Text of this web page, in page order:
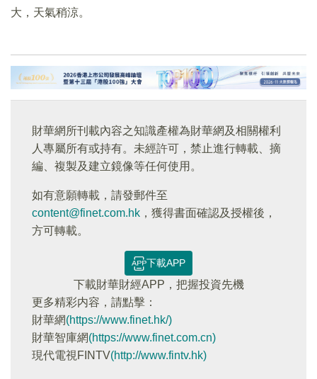
大，天氣稍涼。
財華網所刊載內容之知識產權為財華網及相關權利
人專屬所有或持有。未經許可，禁止進行轉載、摘
編、複製及建立鏡像等任何使用。
如有意願轉載，請發郵件至
content@finet.com.hk ，獲得書面確認及授權後，
方可轉載。
下載APP
下載財華財經APP，把握投資先機
更多精彩内容，請點擊：
財華網(https://www.finet.hk/)
財華智庫網(https://www.finet.com.cn)
現代電視FINTV(http://www.fintv.hk)